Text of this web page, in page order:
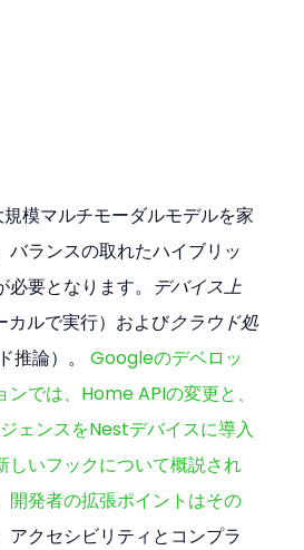
模マルチモーダルモデルを家
バランスの取れたハイブリッ
要となります。 デバイス上
カルで実行）およびクラウド処
推論）。 Googleのデベロッ
では、Home APIの変更と、
ェンスをNestデバイスに導入
しいフックについて概説され
開発者の拡張ポイントはその
アクセシビリティとコンプラ